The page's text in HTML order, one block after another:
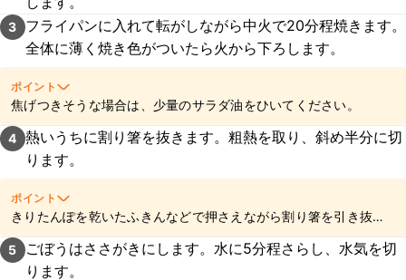
3
フライパンに入れて転がしながら中火で20分程焼きます。
全体に薄く焼き色がついたら火から下ろします。
ポイント
焦げつきそうな場合は、少量のサラダ油をひいてください。
4 熱いうちに割り箸を抜きます。粗熱を取り、斜め半分に切
ります。
ポイント
きりたんぽを乾いたふきんなどで押さえながら割り箸を引き抜い
てくださいね。
5
ごぼうはささがきにします。水に5分程さらし、水気を切
ります。